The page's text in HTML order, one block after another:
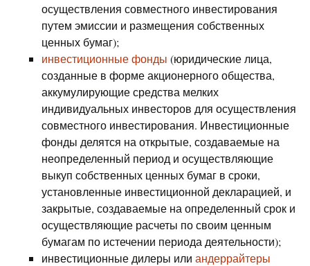
осуществления совместного инвестирования
путем эмиссии и размещения собственных
ценных бумаг);
инвестиционные фонды (юридические лица,
созданные в форме акционерного общества,
аккумулирующие средства мелких
индивидуальных инвесторов для осуществления
совместного инвестирования. Инвестиционные
фонды делятся на открытые, создаваемые на
неопределенный период и осуществляющие
выкуп собственных ценных бумаг в сроки,
установленные инвестиционной декларацией, и
закрытые, создаваемые на определенный срок и
осуществляющие расчеты по своим ценным
бумагам по истечении периода деятельности);
инвестиционные дилеры или андеррайтеры